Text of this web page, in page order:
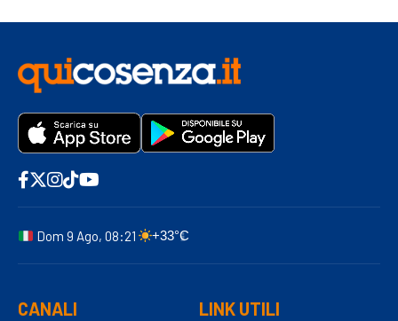
Dom 9 Ago, 08:21 +33°C
CANALI LINK UTILI